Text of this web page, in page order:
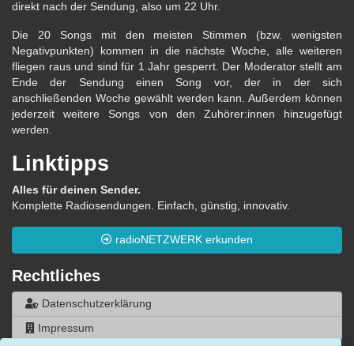
direkt nach der Sendung, also um 22 Uhr.
Die 20 Songs mit den meisten Stimmen (bzw. wenigsten
Negativpunkten) kommen in die nächste Woche, alle weiteren
fliegen raus und sind für 1 Jahr gesperrt. Der Moderator stellt am
Ende der Sendung einen Song vor, der in der sich
anschließenden Woche gewählt werden kann. Außerdem können
jederzeit weitere Songs von den Zuhörer:innen hinzugefügt
werden.
Linktipps
Alles für deinen Sender.
Komplette Radiosendungen. Einfach, günstig, innovativ.
radioNETZWERK erkunden
Rechtliches
Datenschutzerklärung
Impressum